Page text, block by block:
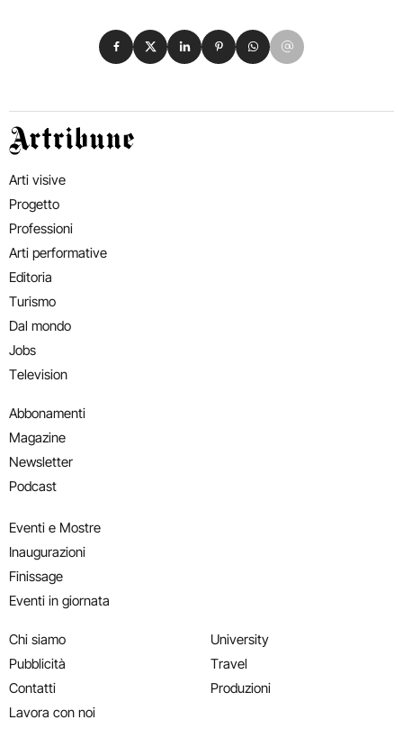
Condividi su Facebook
Condividi su X
Condividi su LinkedIn
Condividi su Pinterest
Condividi su WhatsApp
Condividi su Email
Artribune
Arti visive
Progetto
Professioni
Arti performative
Editoria
Turismo
Dal mondo
Jobs
Television
Abbonamenti
Magazine
Newsletter
Podcast
Eventi e Mostre
Inaugurazioni
Finissage
Eventi in giornata
Chi siamo
Pubblicità
Contatti
Lavora con noi
University
Travel
Produzioni